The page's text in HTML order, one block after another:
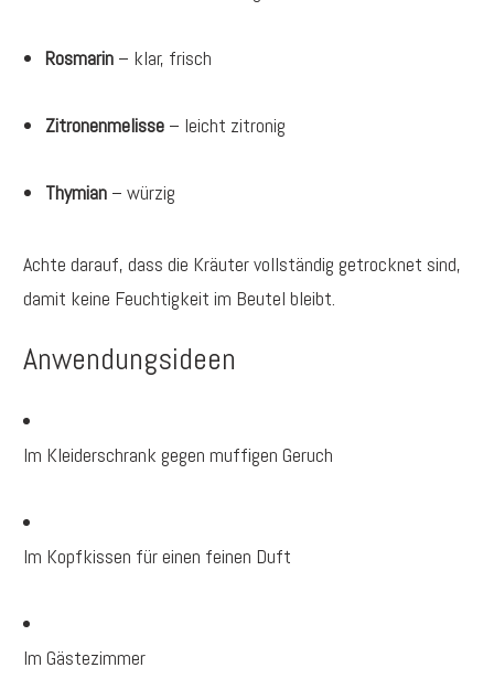
Rosmarin – klar, frisch
Zitronenmelisse – leicht zitronig
Thymian – würzig
Achte darauf, dass die Kräuter vollständig getrocknet sind,
damit keine Feuchtigkeit im Beutel bleibt.
Anwendungsideen
Im Kleiderschrank gegen muffigen Geruch
Im Kopfkissen für einen feinen Duft
Im Gästezimmer